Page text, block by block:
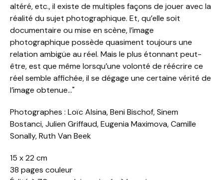
altéré, etc., il existe de multiples façons de jouer avec la
réalité du sujet photographique. Et, qu’elle soit
documentaire ou mise en scène, l’image
photographique possède quasiment toujours une
relation ambigüe au réel. Mais le plus étonnant peut-
être, est que même lorsqu’une volonté de réécrire ce
réel semble affichée, il se dégage une certaine vérité de
l’image obtenue..."
Photographes : Loïc Alsina, Beni Bischof, Sinem
Bostanci, Julien Griffaud, Eugenia Maximova, Camille
Sonally, Ruth Van Beek
15 x 22 cm
38 pages couleur